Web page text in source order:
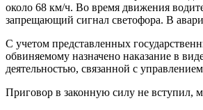
около 68 км/ч. Во время движения
запрещающий сигнал светофора. В
С учетом представленных
обвиняемому назначено наказание в
деятельностью, связанной с
Приговор в законную силу не вступил,